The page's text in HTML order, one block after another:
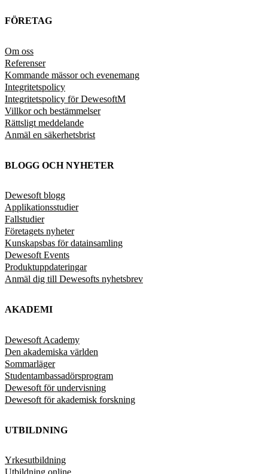
FÖRETAG
Om oss
Referenser
Kommande mässor och evenemang
Integritetspolicy
Integritetspolicy för DewesoftM
Villkor och bestämmelser
Rättsligt meddelande
Anmäl en säkerhetsbrist
BLOGG OCH NYHETER
Dewesoft blogg
Applikationsstudier
Fallstudier
Företagets nyheter
Kunskapsbas för datainsamling
Dewesoft Events
Produktuppdateringar
Anmäl dig till Dewesofts nyhetsbrev
AKADEMI
Dewesoft Academy
Den akademiska världen
Sommarläger
Studentambassadörsprogram
Dewesoft för undervisning
Dewesoft för akademisk forskning
UTBILDNING
Yrkesutbildning